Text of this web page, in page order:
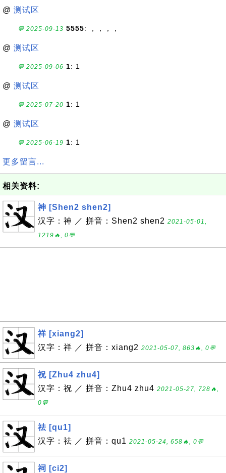
@ 测试区
💬 2025-09-13 5555: ，，，，
@ 测试区
💬 2025-09-06 1: 1
@ 测试区
💬 2025-07-20 1: 1
@ 测试区
💬 2025-06-19 1: 1
更多留言...
相关资料:
神 [Shen2 shen2]
汉字：神 ／ 拼音：Shen2 shen2 2021-05-01,
1219🔥, 0💬
祥 [xiang2]
汉字：祥 ／ 拼音：xiang2 2021-05-07, 863🔥, 0💬
祝 [Zhu4 zhu4]
汉字：祝 ／ 拼音：Zhu4 zhu4 2021-05-27, 728🔥,
0💬
祛 [qu1]
汉字：祛 ／ 拼音：qu1 2021-05-24, 658🔥, 0💬
祠 [ci2]